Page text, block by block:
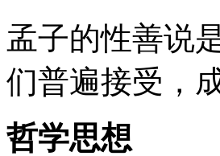
孟子的性善说
们普遍接受，
哲学思想